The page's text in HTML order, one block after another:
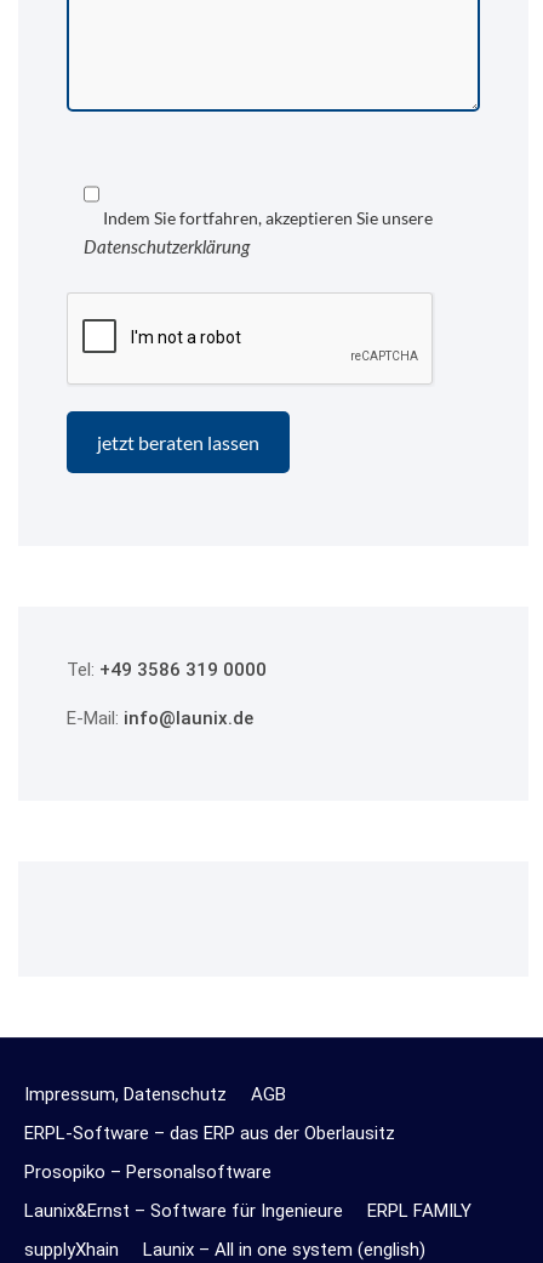
Indem Sie fortfahren, akzeptieren Sie unsere
Datenschutzerklärung
Tel: +49 3586 319 0000
E-Mail: info@launix.de
Impressum, Datenschutz
AGB
ERPL-Software – das ERP aus der Oberlausitz
Prosopiko – Personalsoftware
Launix&Ernst – Software für Ingenieure
ERPL FAMILY
supplyXhain
Launix – All in one system (english)